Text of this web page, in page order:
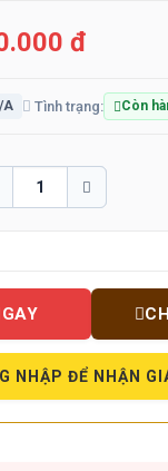
đ
A Tình trạng: Còn
NHẬP ĐỂ NHẬN